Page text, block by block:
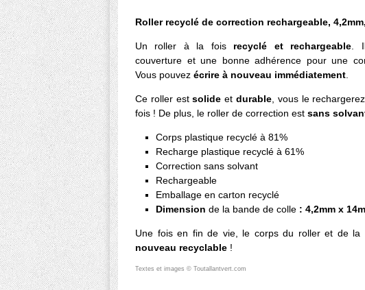
Roller recyclé de correction rechargeable,
Un roller à la foisrecyclé et rechargeable.
couverture et une bonne adhérence pour une
Vous pouvez écrire à nouveau immédiatement.
Ce roller estsolideetdurable, vous le
fois ! De plus, le roller de correction est sans
Corps plastique recyclé à 81%
Recharge plastique recyclé à 61%
Correction sans solvant
Rechargeable
Emballage en carton recyclé
Dimension de la bande de colle : 4,2mm x 14m
Une fois en fin de vie, le corps du roller et de la
nouveau recyclable !
Textes et images © Toutallantvert.com